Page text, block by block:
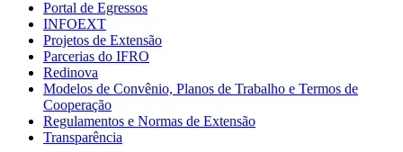
Portal de Egressos
INFOEXT
Projetos de Extensão
Parcerias do IFRO
Redinova
Modelos de Convênio, Planos de Trabalho e Termos de
Cooperação
Regulamentos e Normas de Extensão
Transparência